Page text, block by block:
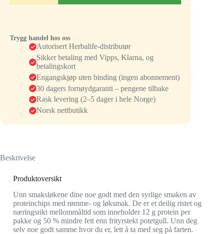
Trygg handel hos oss
Autorisert Herbalife-distributør
Sikker betaling med Vipps, Klarna, og
betalingskort
Engangskjøp uten binding (ingen abonnement)
30 dagers fornøydgaranti – pengene tilbake
Rask levering (2–5 dager i hele Norge)
Norsk nettbutikk
Beskrivelse
Produktoversikt
Unn smaksløkene dine noe godt med den syrlige smaken av
proteinchips med rømme- og løksmak. De er et deilig ristet og
næringsrikt mellommåltid som inneholder 12 g protein per
pakke og 50 % mindre fett enn frityrstekt potetgull. Unn deg
selv noe godt samme hvor du er, lett å ta med seg på farten.